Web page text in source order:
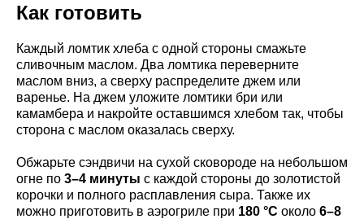
Как готовить
Каждый ломтик хлеба с одной стороны смажьте
сливочным маслом. Два ломтика переверните
маслом вниз, а сверху распределите джем или
варенье. На джем уложите ломтики бри или
камамбера и накройте оставшимся хлебом так, чтобы
сторона с маслом оказалась сверху.
Обжарьте сэндвичи на сухой сковороде на небольшом
огне по 3–4 минуты с каждой стороны до золотистой
корочки и полного расплавления сыра. Также их
можно приготовить в аэрогриле при 180 °C около 6–8